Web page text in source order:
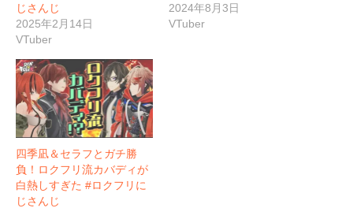
じさんじ
2025年2月14日
VTuber
2024年8月3日
VTuber
四季凪＆セラフとガチ勝
負！ロクフリ流カバディが
白熱しすぎた #ロクフリに
じさんじ